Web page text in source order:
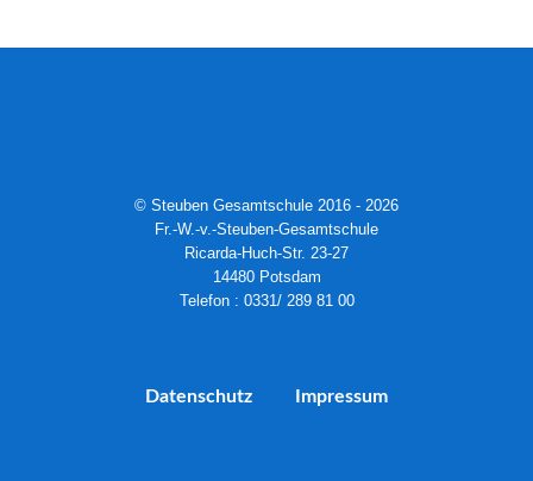
© Steuben Gesamtschule 2016 - 2026
Fr.-W.-v.-Steuben-Gesamtschule
Ricarda-Huch-Str. 23-27
14480 Potsdam
Telefon : 0331/ 289 81 00
Datenschutz Impressum